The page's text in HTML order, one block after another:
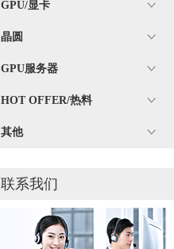
GPU/显卡
晶圆
GPU服务器
HOT OFFER/热料
其他
联系我们